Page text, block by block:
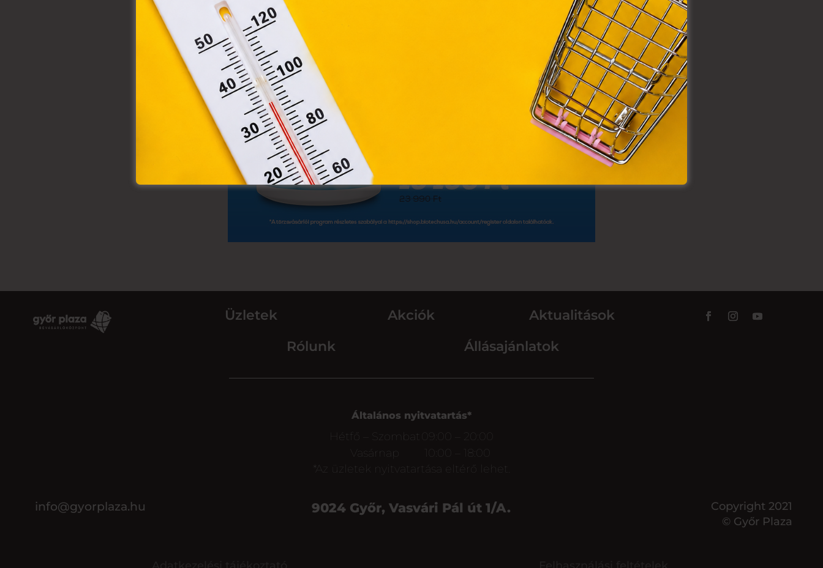
Üzletek Akciók
Aktualitások
Rólunk
Állásajánlatok
Általános nyitvatartás*
Hétfő – Szombat
09:00 – 20:00
Vasárnap
10:00 – 18:00
*Az üzletek nyitvatartása eltérő lehet.
info@gyorplaza.hu 9024 Győr, Vasvári Pál út 1/A.
Copyright 2021
© Győr Plaza